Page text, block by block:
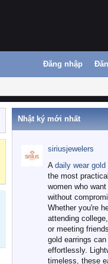
Đăng nhập
Nhật ký mới nhất
siriusjewelers
A daily wear gold
the most
women who
without
Whether you're
attending
or meeting
gold earrings
effortlessly.
timeless, these